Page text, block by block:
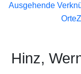
Ausgehende
Orte
Hinz,